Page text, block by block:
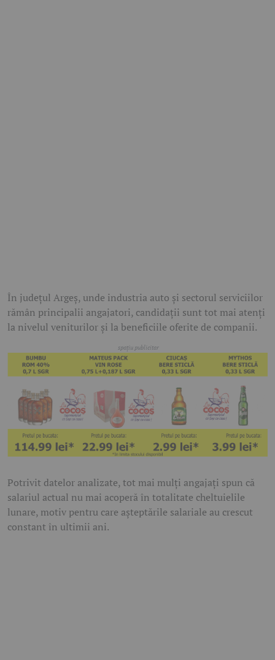
În județul Argeș, unde industria auto și sectorul serviciilor
rămân principalii angajatori, candidații sunt tot mai atenți
la nivelul veniturilor și la beneficiile oferite de companii.
Potrivit datelor analizate, tot mai mulți angajați spun că
salariul actual nu mai acoperă în totalitate cheltuielile
lunare, motiv pentru care așteptările salariale au crescut
constant în ultimii ani.